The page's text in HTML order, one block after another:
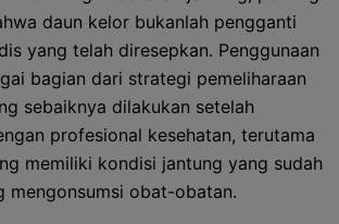
daun kelor bukanlah pengganti
yang telah diresepkan. Penggunaan
bagian dari strategi pemeliharaan
sebaiknya dilakukan setelah
profesional kesehatan, terutama
memiliki kondisi jantung yang sudah
mengonsumsi obat-obatan.